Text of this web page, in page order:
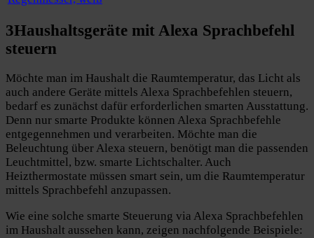
3Haushaltsgeräte mit Alexa Sprachbefehl
steuern
Möchte man im Haushalt die Raumtemperatur, das Licht als
auch andere Geräte mittels Alexa Sprachbefehlen steuern,
bedarf es zunächst dafür erforderlichen smarten Ausstattung.
Denn nur smarte Produkte können Alexa Sprachbefehle
entgegennehmen und verarbeiten. Möchte man die
Beleuchtung über Alexa steuern, benötigt man die passenden
Leuchtmittel, bzw. smarte Lichtschalter. Auch
Heizthermostate müssen smart sein, um die Raumtemperatur
mittels Sprachbefehl anzupassen.
Wie eine solche smarte Steuerung via Alexa Sprachbefehlen
im Haushalt aussehen kann, zeigen nachfolgende Beispiele: